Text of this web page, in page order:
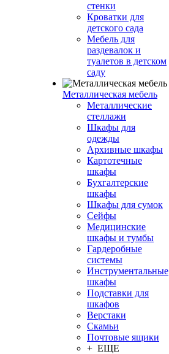
стенки
Кроватки для
детского сада
Мебель для
раздевалок и
туалетов в детском
саду
Металлическая мебель
Металлические
стеллажи
Шкафы для
одежды
Архивные шкафы
Картотечные
шкафы
Бухгалтерские
шкафы
Шкафы для сумок
Сейфы
Медицинские
шкафы и тумбы
Гардеробные
системы
Инструментальные
шкафы
Подставки для
шкафов
Верстаки
Скамьи
Почтовые ящики
+ ЕЩЕ